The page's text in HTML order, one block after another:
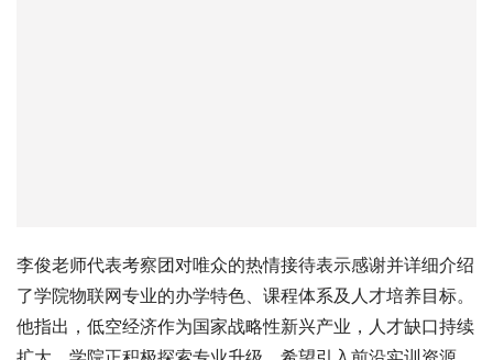
李俊老师代表考察团对唯众的热情接待表示感谢并详细介绍
了学院物联网专业的办学特色、课程体系及人才培养目标。
他指出，低空经济作为国家战略性新兴产业，人才缺口持续